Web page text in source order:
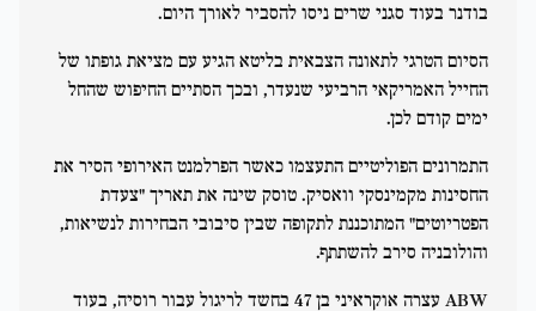
בודנר בעוד סגני שרים ניסו להסביר לאורך היום.
הסיום הטרגי לתאונה הצבאית בליטא הגיע עם מציאת גופתו של
החייל האמריקאי הרביעי שנעדר, ובכך הסתיים החיפוש שהחל
ימים קודם לכן.
התמרונים הפוליטיים התעצמו כאשר הפרלמנט האירופי הסיר את
החסינות מקמינסקי וואסיק. טוסק שינה את תאריך "צעדת
הפטריוטים" המתוכננת לתקופה שבין סיבובי הבחירות לנשיאות,
והולובניה סירב להשתתף.
ABW עצרה אוקראיני בן 47 בחשד לריגול עבור רוסיה, בעוד